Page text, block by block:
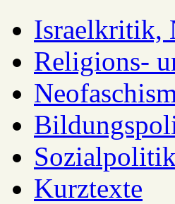
Israelkritik,
Religions-
Kurztexte